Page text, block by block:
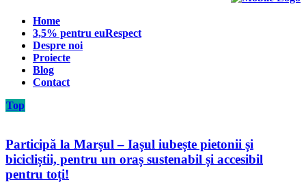
Home
3,5% pentru euRespect
Despre noi
Proiecte
Blog
Contact
Top
Participă la Marșul – Iașul iubește pietonii și
bicicliștii, pentru un oraș sustenabil și accesibil
pentru toți!